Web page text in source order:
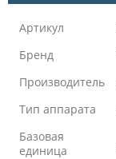
Артикул
Бренд
Производитель
Тип аппарата
Базовая
единица